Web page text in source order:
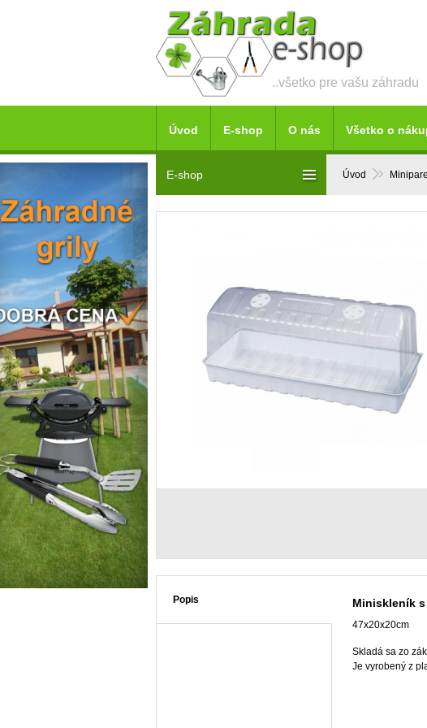
..všetko pre vašu záhradu
Úvod
Popis Miniskleník
47x20x20cm
Skladá sa zo
Je vyrobený z
E-shop
Úvod E-shop O nás Všetko o